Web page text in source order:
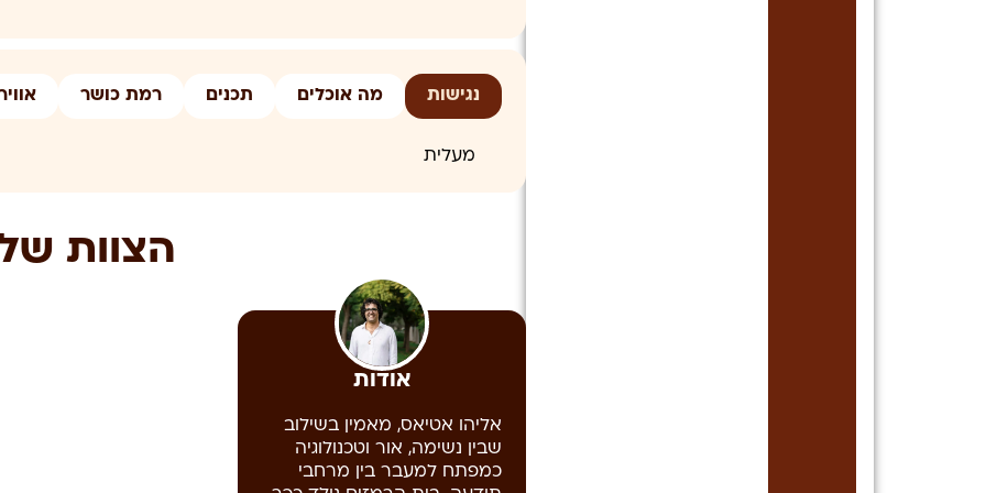
למרכיבי משקפיים הביאו אותם, כדי שתהיה לכם בחירה איך נכון
נגישות מה אוכלים תכנים רמת כושר
מעלית
הצוות
אודות
אליהו אטיאס, מאמין בשילוב
שבין נשימה, אור וטכנולוגיה
כמפתח למעבר בין מרחבי